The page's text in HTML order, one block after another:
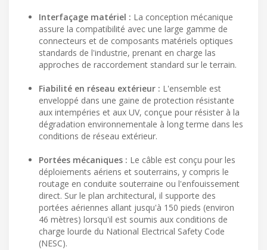
Interfaçage matériel : La conception mécanique
assure la compatibilité avec une large gamme de
connecteurs et de composants matériels optiques
standards de l'industrie, prenant en charge las
approches de raccordement standard sur le terrain.
Fiabilité en réseau extérieur : L'ensemble est
enveloppé dans une gaine de protection résistante
aux intempéries et aux UV, conçue pour résister à la
dégradation environnementale à long terme dans les
conditions de réseau extérieur.
Portées mécaniques : Le câble est conçu pour les
déploiements aériens et souterrains, y compris le
routage en conduite souterraine ou l'enfouissement
direct. Sur le plan architectural, il supporte des
portées aériennes allant jusqu'à 150 pieds (environ
46 mètres) lorsqu'il est soumis aux conditions de
charge lourde du National Electrical Safety Code
(NESC).